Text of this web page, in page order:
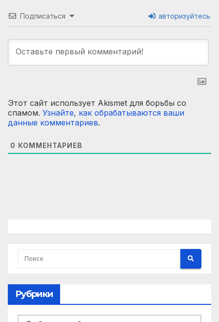
Подписаться авторизуйтесь
Этот сайт использует Akismet для борьбы со
спамом. Узнайте, как обрабатываются ваши
данные комментариев.
0 КОММЕНТАРИЕВ
Рубрики